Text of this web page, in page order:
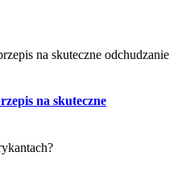
na skuteczne